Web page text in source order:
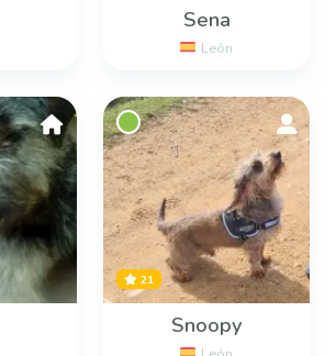
Sena
León
21
Snoopy